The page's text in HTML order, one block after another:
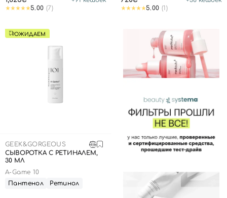
5.00 (7)
5.00 (1)
ОЖИДАЕМ
GEEK&GORGEOUS
СЫВОРОТКА С РЕТИНАЛЕМ,
30 МЛ
A-Game 10
Пантенол
Ретинол